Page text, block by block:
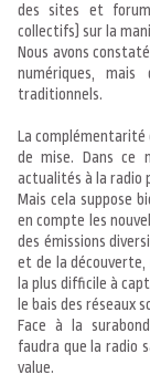
des sites et
collectifs) sur la
Nous avons
numériques,
traditionnels.
La complémentarité
de mise. Dans ce
actualités à la radio
Mais cela suppose
en compte les
des émissions
et de la
la plus difficile à
le bais des réseaux
Face à la
faudra que la radio
value.